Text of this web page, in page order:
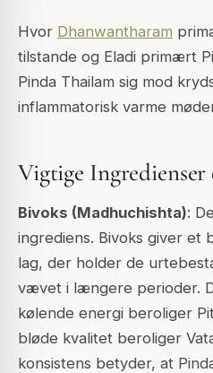
Hvor Dhanwantharam
tilstande og Eladi primært
Pinda Thailam sig mod
inflammatorisk varme
Vigtige Ingredienser
Bivoks (Madhuchishta):
ingrediens. Bivoks giver et
lag, der holder de
vævet i længere perioder.
kølende energi beroliger
bløde kvalitet beroliger
konsistens betyder, at